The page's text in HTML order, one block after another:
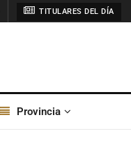
TITULARES DEL DÍA
Provincia